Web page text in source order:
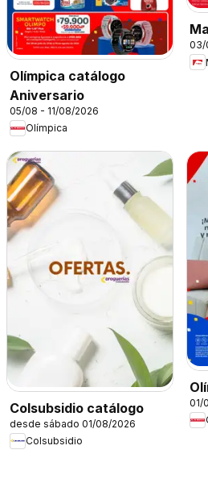
Olímpica catálogo
Aniversario
05/08 - 11/08/2026
Olímpica
03/
Colsubsidio catálogo
desde sábado 01/08/2026
Colsubsidio
01/